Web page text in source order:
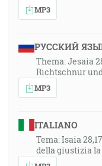
MP3
РУССКИЙ
Thema: Jesaia
Richtschnur
MP3
ITALIANO
Tema: Isaia
della giustizia